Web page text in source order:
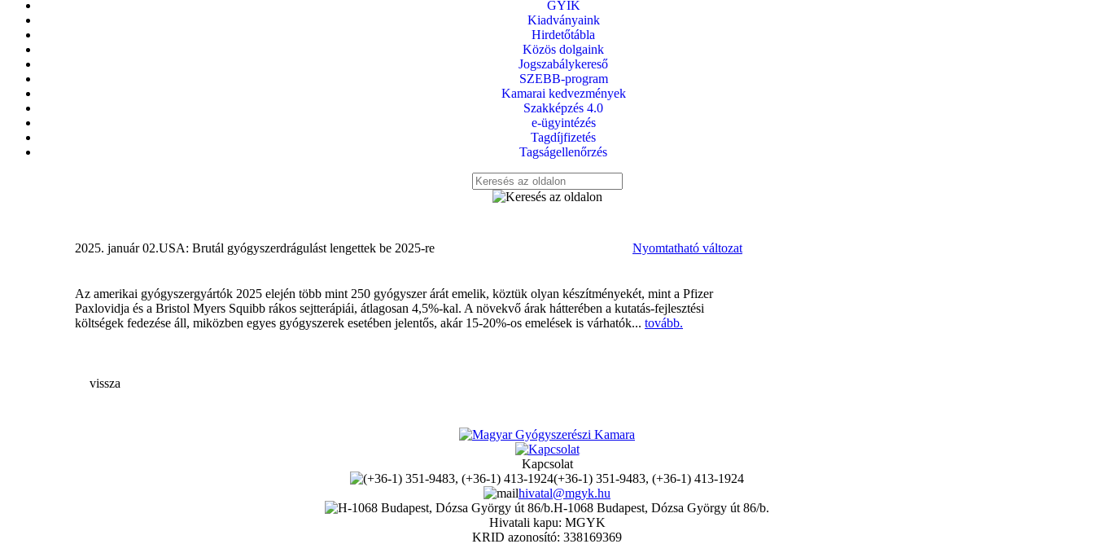
GYIK
Kiadványaink
Hirdetőtábla
Közös dolgaink
Jogszabálykereső
SZEBB-program
Kamarai kedvezmények
Szakképzés 4.0
e-ügyintézés
Tagdíjfizetés
Tagságellenőrzés
Nyomtatható változat
2025. január 02.USA: Brutál gyógyszerdrágulást lengettek be 2025-re
Az amerikai gyógyszergyártók 2025 elején több mint 250 gyógyszer árát emelik, köztük olyan készítményekét, mint a Pfizer
Paxlovidja és a Bristol Myers Squibb rákos sejtterápiái, átlagosan 4,5%-kal. A növekvő árak hátterében a kutatás-fejlesztési
költségek fedezése áll, miközben egyes gyógyszerek esetében jelentős, akár 15-20%-os emelések is várhatók... tovább.
vissza
Kapcsolat
(+36-1) 351-9483, (+36-1) 413-1924
hivatal@mgyk.hu
H-1068 Budapest, Dózsa György út 86/b.
Hivatali kapu: MGYK
KRID azonosító: 338169369